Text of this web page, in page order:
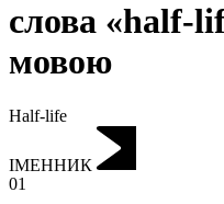
слова «half-
мовою
Half-life
ІМЕННИК
01